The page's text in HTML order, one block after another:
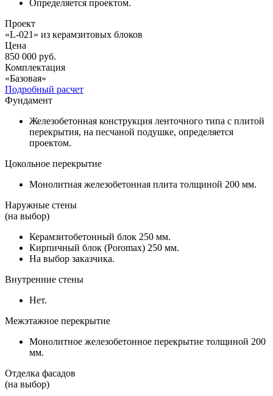
Определяется проектом.
Проект
«L-021» из керамзитовых блоков
Цена
850 000 руб.
Комплектация
«Базовая»
Подробный расчет
Фундамент
Железобетонная конструкция ленточного типа с плитой
перекрытия, на песчаной подушке, определяется
проектом.
Цокольное перекрытие
Монолитная железобетонная плита толщиной 200 мм.
Наружные стены
(на выбор)
Керамзитобетонный блок 250 мм.
Кирпичный блок (Poromax) 250 мм.
На выбор заказчика.
Внутренние стены
Нет.
Межэтажное перекрытие
Монолитное железобетонное перекрытие толщиной 200
мм.
Отделка фасадов
(на выбор)